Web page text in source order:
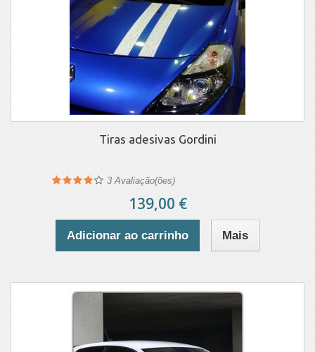
Tiras adesivas Gordini
3 Avaliação(ões)
139,00 €
Adicionar ao carrinho Mais